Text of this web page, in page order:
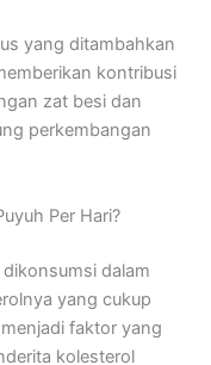
yang ditambahkan
kontribusi
zat besi dan
perkembangan
Per Hari?
dalam
yang cukup
faktor yang
kolesterol